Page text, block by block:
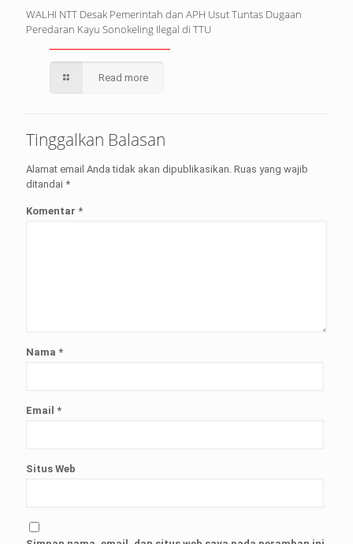
WALHI NTT Desak Pemerintah dan APH Usut Tuntas Dugaan
Peredaran Kayu Sonokeling Ilegal di TTU
Read more
Tinggalkan Balasan
Alamat email Anda tidak akan dipublikasikan. Ruas yang wajib
ditandai *
Komentar *
Nama *
Email *
Situs Web